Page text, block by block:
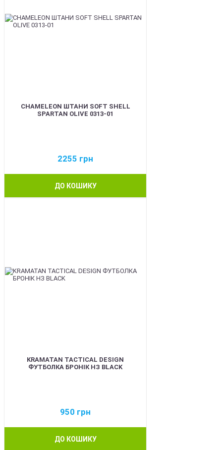
CHAMELEON ШТАНИ SOFT SHELL
SPARTAN OLIVE 0313-01
2255 грн
ДО КОШИКУ
KRAMATAN TACTICAL DESIGN
ФУТБОЛКА БРОНІК НЗ BLACK
950 грн
ДО КОШИКУ